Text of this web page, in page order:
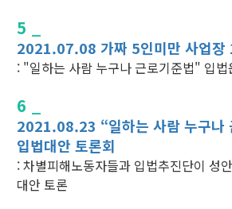
5 _
2021.07.08 가짜 5인미만 사업장
: "일하는 사람 누구나 근로기준법" 입법
6 _
2021.08.23 “일하는 사람 누구나
입법대안 토론회
: 차별피해노동자들과 입법추진단이 성
대안 토론